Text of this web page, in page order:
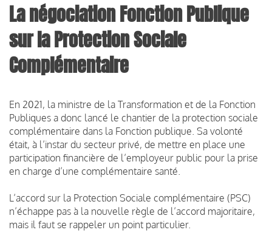
La négociation Fonction Publique
sur la Protection Sociale
Complémentaire
En 2021, la ministre de la Transformation et de la Fonction
Publiques a donc lancé le chantier de la protection sociale
complémentaire dans la Fonction publique. Sa volonté
était, à l’instar du secteur privé, de mettre en place une
participation financière de l’employeur public pour la prise
en charge d’une complémentaire santé.
L’accord sur la Protection Sociale complémentaire (PSC)
n’échappe pas à la nouvelle règle de l’accord majoritaire,
mais il faut se rappeler un point particulier.